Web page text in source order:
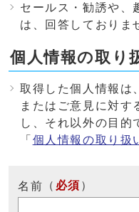
セールス・勧誘や、
は、回答しておりま
個人情報の取り
取得した個人情報は
またはご意見に対す
し、それ以外の目的
「 個人情報の取り扱
名前 （ 必須 ）